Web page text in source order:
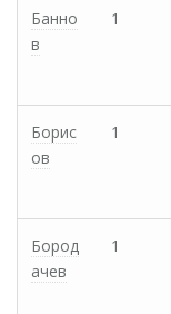
Банно
в
1
Борис
ов
1
Бород
ачев
1